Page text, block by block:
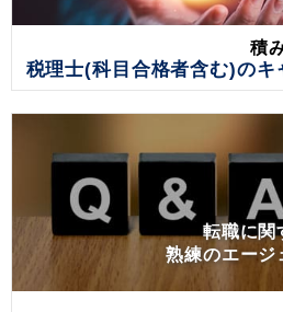
積
税理士(科目合格者含む)のキ
転職に関
熟練のエージ